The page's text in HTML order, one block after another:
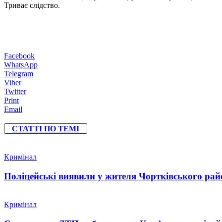
Триває слідство.
Facebook
WhatsApp
Telegram
Viber
Twitter
Print
Email
СТАТТІ ПО ТЕМІ
Кримінал
Поліцейські виявили у жителя Чортківського
Кримінал